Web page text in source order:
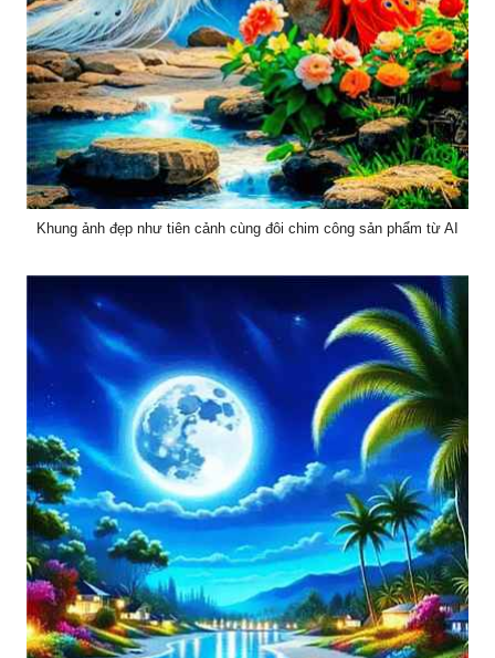
Khung ảnh đẹp như tiên cảnh cùng đôi chim công sản phẩm từ AI